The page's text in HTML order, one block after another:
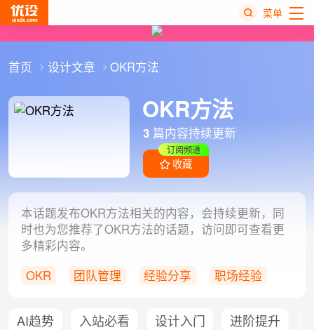
菜单
首页 设计文章 OKR方法
OKR方法
3 篇内容持续更新
收藏
订阅频道
本话题发布OKR方法相关的内容，会持续更新，同
时也为您推荐了OKR方法的话题，访问即可查看更
多精彩内容。
OKR
团队管理 经验分享
职场经验
AI趋势 入站必看 设计入门 进阶提升